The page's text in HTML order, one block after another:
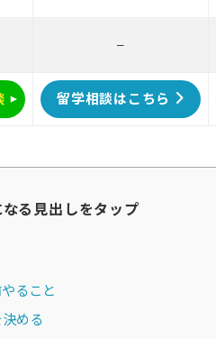
–
留学相談はこちら
る見出しをタップ
ること
める